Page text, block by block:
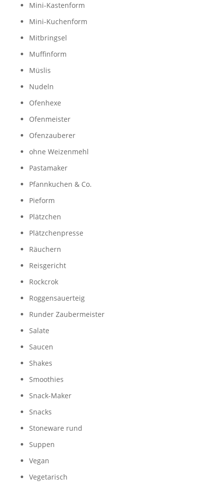
Mini-Kastenform
Mini-Kuchenform
Mitbringsel
Muffinform
Müslis
Nudeln
Ofenhexe
Ofenmeister
Ofenzauberer
ohne Weizenmehl
Pastamaker
Pfannkuchen & Co.
Pieform
Plätzchen
Plätzchenpresse
Räuchern
Reisgericht
Rockcrok
Roggensauerteig
Runder Zaubermeister
Salate
Saucen
Shakes
Smoothies
Snack-Maker
Snacks
Stoneware rund
Suppen
Vegan
Vegetarisch